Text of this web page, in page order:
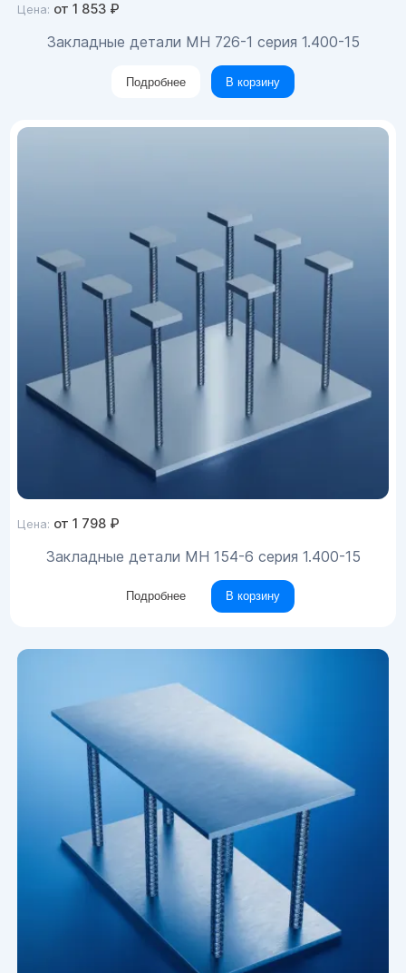
Цена: от1 853 ₽
Закладные детали МН 726-1 серия 1.400-15
Подробнее В корзину
Цена: от1 798 ₽
Закладные детали МН 154-6 серия 1.400-15
Подробнее В корзину